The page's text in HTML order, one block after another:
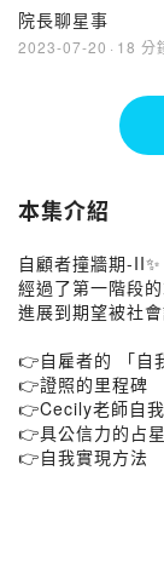
院長聊星事
2023-07-20 · 18 分
本集介紹
自顧者撞牆期-II✨
經過了第一階段
進展到期望被社
👉自雇者的 「自
👉證照的里程碑
👉Cecily老師自
👉具公信力的占
👉自我實現方法